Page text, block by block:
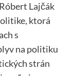
Lajčák
ktorá
s
na politiku
strán